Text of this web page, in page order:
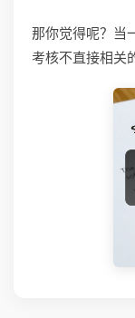
那你觉得呢？当
考核不直接相关